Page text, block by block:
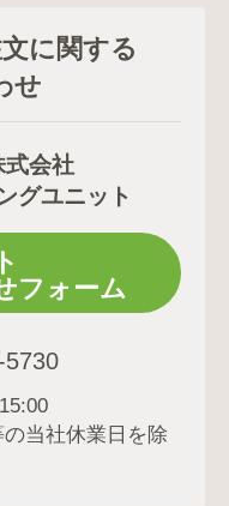
に関する
せ
式会社
グユニット
フォーム
5730
の当社休業日を除